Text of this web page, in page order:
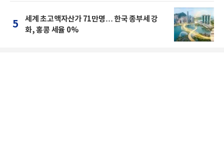
5
세계 초고액자산가 71만명… 한국 종부세 강
화, 홍콩 세율 0%